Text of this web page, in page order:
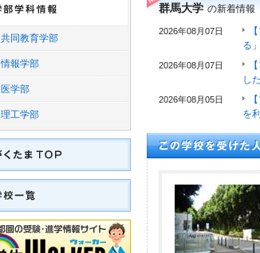
群馬大学 の新着情報
2026年08月07日
る
2026年08月07日
し
2026年08月05日
を
共同教育学部
情報学部
医学部
理工学部